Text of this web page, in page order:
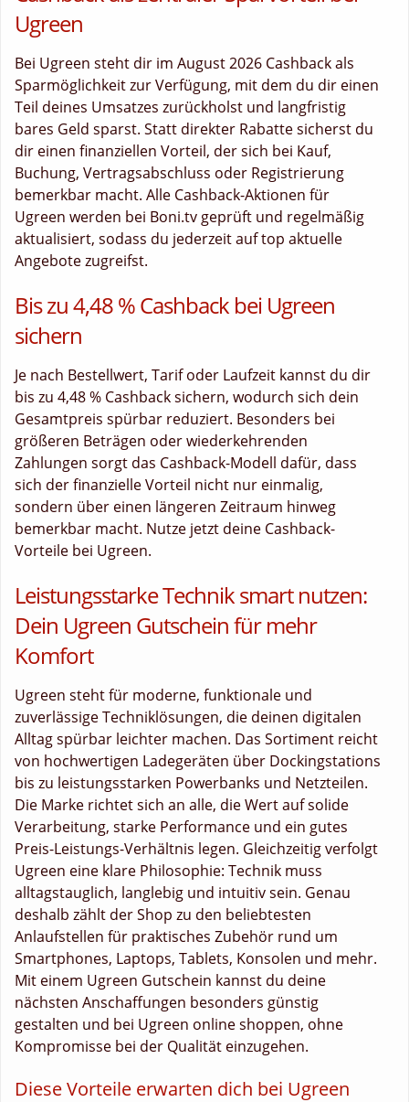
Ugreen
Bei Ugreen steht dir im August 2026 Cashback als
Sparmöglichkeit zur Verfügung, mit dem du dir einen
Teil deines Umsatzes zurückholst und langfristig
bares Geld sparst. Statt direkter Rabatte sicherst du
dir einen finanziellen Vorteil, der sich bei Kauf,
Buchung, Vertragsabschluss oder Registrierung
bemerkbar macht. Alle Cashback-Aktionen für
Ugreen werden bei Boni.tv geprüft und regelmäßig
aktualisiert, sodass du jederzeit auf top aktuelle
Angebote zugreifst.
Bis zu 4,48 % Cashback bei Ugreen
sichern
Je nach Bestellwert, Tarif oder Laufzeit kannst du dir
bis zu 4,48 % Cashback sichern, wodurch sich dein
Gesamtpreis spürbar reduziert. Besonders bei
größeren Beträgen oder wiederkehrenden
Zahlungen sorgt das Cashback-Modell dafür, dass
sich der finanzielle Vorteil nicht nur einmalig,
sondern über einen längeren Zeitraum hinweg
bemerkbar macht. Nutze jetzt deine Cashback-
Vorteile bei Ugreen.
Leistungsstarke Technik smart nutzen:
Dein Ugreen Gutschein für mehr
Komfort
Ugreen steht für moderne, funktionale und
zuverlässige Techniklösungen, die deinen digitalen
Alltag spürbar leichter machen. Das Sortiment reicht
von hochwertigen Ladegeräten über Dockingstations
bis zu leistungsstarken Powerbanks und Netzteilen.
Die Marke richtet sich an alle, die Wert auf solide
Verarbeitung, starke Performance und ein gutes
Preis-Leistungs-Verhältnis legen. Gleichzeitig verfolgt
Ugreen eine klare Philosophie: Technik muss
alltagstauglich, langlebig und intuitiv sein. Genau
deshalb zählt der Shop zu den beliebtesten
Anlaufstellen für praktisches Zubehör rund um
Smartphones, Laptops, Tablets, Konsolen und mehr.
Mit einem Ugreen Gutschein kannst du deine
nächsten Anschaffungen besonders günstig
gestalten und bei Ugreen online shoppen, ohne
Kompromisse bei der Qualität einzugehen.
Diese Vorteile erwarten dich bei Ugreen